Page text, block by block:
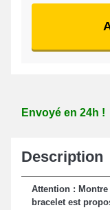
Envoyé en 24h !
Description
Attention :
bracelet est